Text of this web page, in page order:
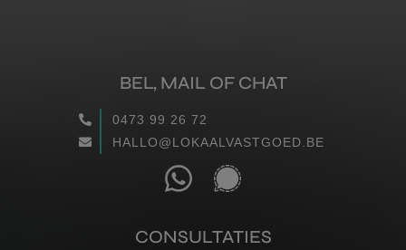
WAARGEMAAKT
RECENSIES
BEL, MAIL OF CHAT
0473 99 26 72
HALLO@LOKAALVASTGOED.BE
CONSULTATIES